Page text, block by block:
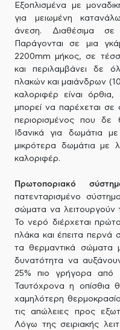
Εξοπλισμένα με
για μειωμένη
άνεση. Διαθέσιμα
Παράγονται σε μια
2200mm μήκος, σε
και περιλαμβάνει δε
πλακών και μαιάνδρων
καλοριφέρ είναι
μπορεί να παρέχεται σε
περιορισμένος που
Ιδανικά για δωμάτια
μικρότερα δωμάτια με
καλοριφέρ.
Πρωτοποριακό
πατενταρισμένο
σώματα να λειτουργούν
Το νερό διέρχεται
πλάκα και έπειτα περνά
τα θερμαντικά σώματα
δυνατότητα να
25% πιο γρήγορα από
Ταυτόχρονα η οπίσθια
χαμηλότερη
τις απώλειες προς
Λόγω της σειριακής